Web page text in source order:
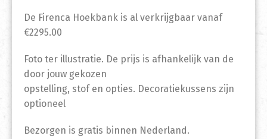
De Firenca Hoekbank is al verkrijgbaar vanaf
€2295.00
Foto ter illustratie. De prijs is afhankelijk van de
door jouw gekozen
opstelling, stof en opties. Decoratiekussens zijn
optioneel
Bezorgen is gratis binnen Nederland.